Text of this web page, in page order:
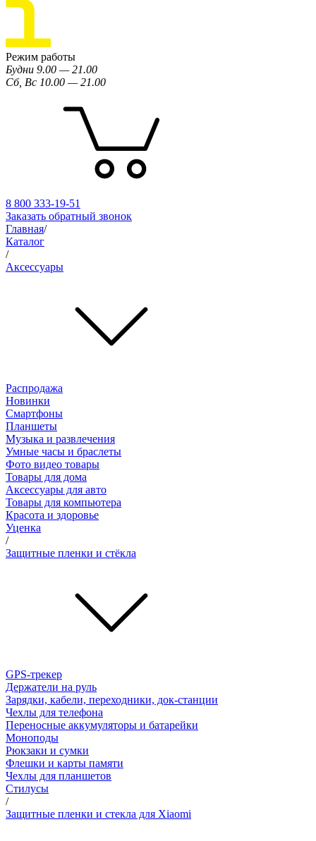
Режим работы
Будни 9.00 — 21.00
Сб, Вс 10.00 — 21.00
8 800 333-19-51
Заказать обратный звонок
Главная/
Каталог
/
Аксессуары
Распродажа
Новинки
Смартфоны
Планшеты
Музыка и развлечения
Умные часы и браслеты
Фото видео товары
Товары для дома
Аксессуары для авто
Товары для компьютера
Красота и здоровье
Уценка
/
Защитные пленки и стёкла
GPS-трекер
Держатели на руль
Зарядки, кабели, переходники, док-станции
Чехлы для телефона
Переносные аккумуляторы и батарейки
Моноподы
Рюкзаки и сумки
Флешки и карты памяти
Чехлы для планшетов
Стилусы
/
Защитные пленки и стекла для Xiaomi